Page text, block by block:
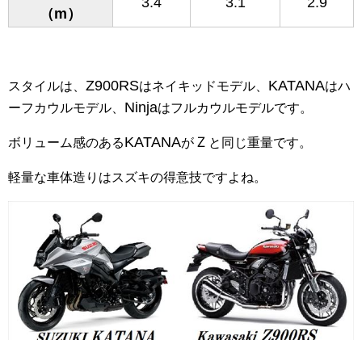
（m）
スタイルは、 Z900RSはネイキッドモデル、 KATANAはハ
ーフカウルモデル、 Ninjaはフルカウルモデルです。
ボリューム感のあるKATANAが Ｚ と同じ重量です。
軽量な車体造りはスズキの得意技ですよね。